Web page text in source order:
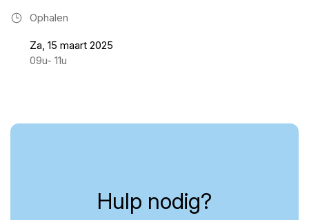
Ophalen
Za, 15 maart 2025
09u- 11u
Hulp nodig?